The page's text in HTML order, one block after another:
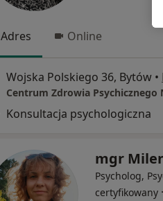
Adres Online
Wojska Polskiego 36, Bytów •
Centrum Zdrowia Psychicznego
Konsultacja psychologiczna
mgr
Psycholog,
certyfikowany ·